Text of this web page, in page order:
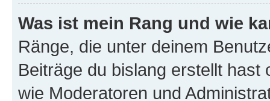
Was ist mein Rang und wie
Ränge, die unter deinem
Beiträge du bislang erstellt
wie Moderatoren und